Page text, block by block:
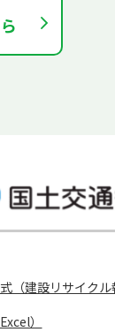
（建設リサイク
）